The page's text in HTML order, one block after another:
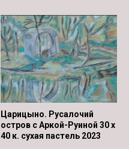
Царицыно. Русалочий
остров с Аркой-Руиной 30 х
40 к. сухая пастель 2023